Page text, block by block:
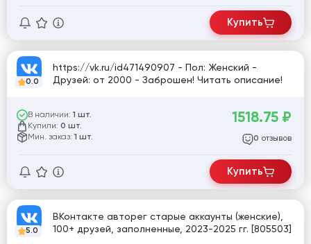
Купить
0.0
https://vk.ru/id471490907 - Пол: Женский -
Друзей: от 2000 - Заброшен! Читать описание!
В наличии: 1 шт.
Купили: 0 шт.
Мин. заказ: 1 шт.
1518.75 ₽
0 отзывов
Купить
5.0
ВКонтакте авторег старые аккаунты (женские),
100+ друзей, заполненные, 2023-2025 гг. [805503]